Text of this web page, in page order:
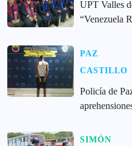
UPT Valles
“Venezuela
PAZ
CASTILLO
‎Policía de
SIMÓN